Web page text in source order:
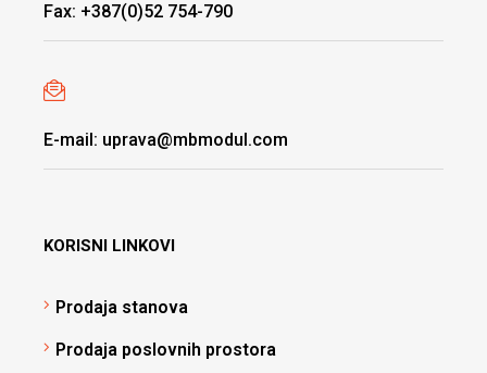
Fax: +387(0)52 754-790
E-mail: uprava@mbmodul.com
KORISNI LINKOVI
Prodaja stanova
Prodaja poslovnih prostora